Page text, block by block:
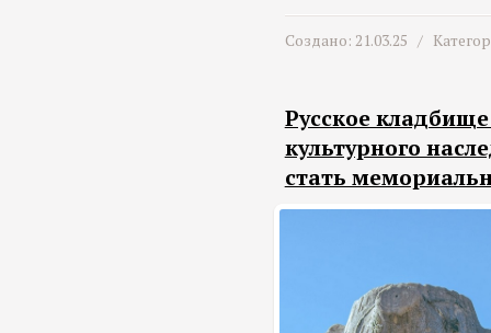
Создано: 21.03.25 /
Русское
культурного
стать